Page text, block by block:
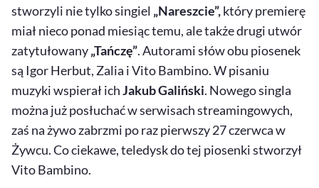
stworzyli nie tylko singiel „Nareszcie”,który premierę
miał nieco ponad miesiąc temu, ale także drugi utwór
zatytułowany„Tańczę”. Autorami słów obu piosenek
są Igor Herbut, Zalia i Vito Bambino. W pisaniu
muzyki wspierał ichJakub Galiński. Nowego singla
można już posłuchać w serwisach streamingowych,
zaś na żywo zabrzmi po raz pierwszy 27 czerwca w
Żywcu. Co ciekawe, teledysk do tej piosenki stworzył
Vito Bambino.